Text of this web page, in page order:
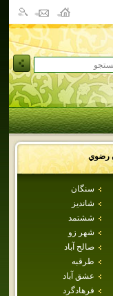
رضوي
سنگان
شانديز
ششتمد
شهر زو
صالح آباد
طرقبه
عشق آباد
فرهادگرد